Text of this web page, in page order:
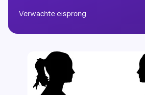
Verwachte eisprong